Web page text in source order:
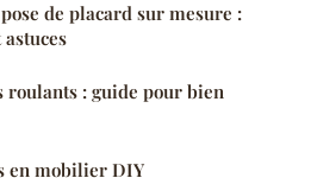
de placard sur mesure :
roulants : guide pour bien
en mobilier DIY